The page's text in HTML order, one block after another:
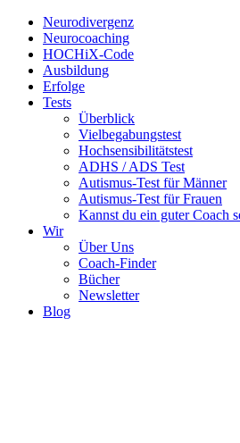
Neurodivergenz
Neurocoaching
HOCHiX-Code
Ausbildung
Erfolge
Tests
Überblick
Vielbegabungstest
Hochsensibilitätstest
ADHS / ADS Test
Autismus-Test für Männer
Autismus-Test für Frauen
Kannst du ein guter Coach
Wir
Über Uns
Coach-Finder
Bücher
Newsletter
Blog